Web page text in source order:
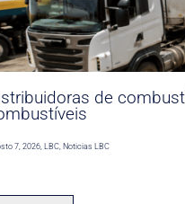
de
7, 2026,LBC,Noticias LBC